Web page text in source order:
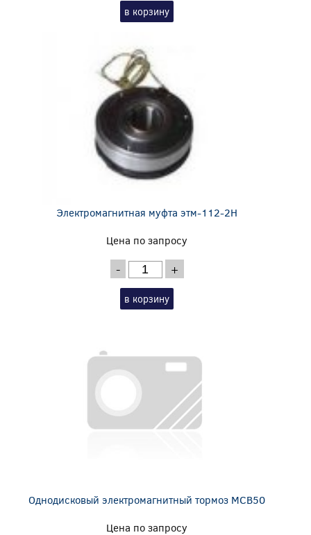
в корзину
Электромагнитная муфта этм-112-2Н
Цена по запросу
- +
в корзину
Однодисковый электромагнитный тормоз MCB50
Цена по запросу